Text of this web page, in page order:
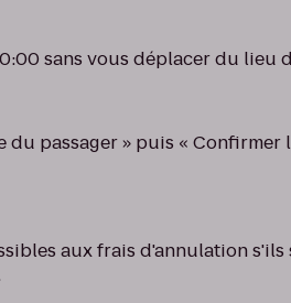
sans vous déplacer du lieu
passager » puis « Confirmer
aux frais d'annulation